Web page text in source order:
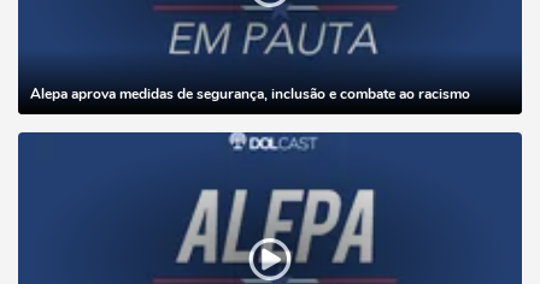
Alepa aprova medidas de segurança, inclusão e combate ao racismo